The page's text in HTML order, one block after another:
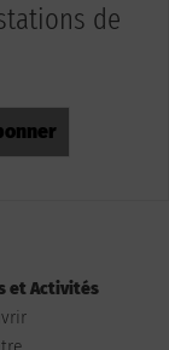
de
et Activités